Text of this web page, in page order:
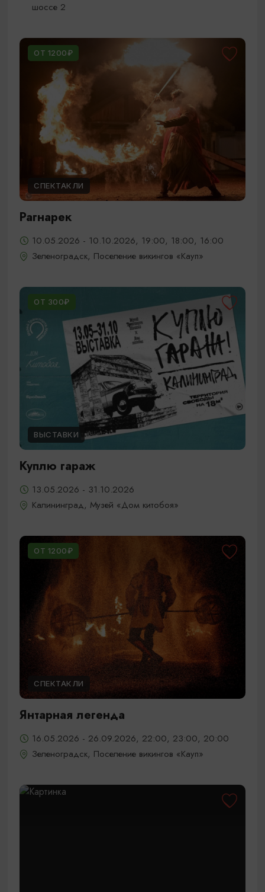
шоссе 2
ОТ 1200₽
СПЕКТАКЛИ
Рагнарек
10.05.2026 - 10.10.2026, 19:00, 18:00, 16:00
Зеленоградск, Поселение викингов «Кауп»
ОТ 300₽
ВЫСТАВКИ
Куплю гараж
13.05.2026 - 31.10.2026
Калининград, Музей «Дом китобоя»
ОТ 1200₽
СПЕКТАКЛИ
Янтарная легенда
16.05.2026 - 26.09.2026, 22:00, 23:00, 20:00
Зеленоградск, Поселение викингов «Кауп»